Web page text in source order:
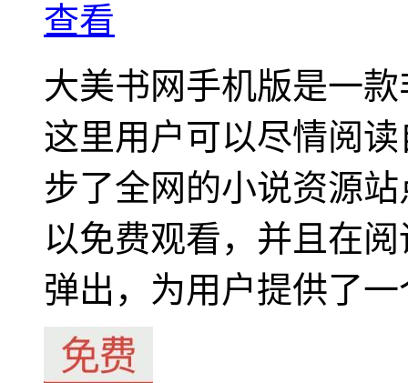
查看
大美书网手机版是一
这里用户可以尽情阅
步了全网的小说资源
以免费观看，并且在
弹出，为用户提供了